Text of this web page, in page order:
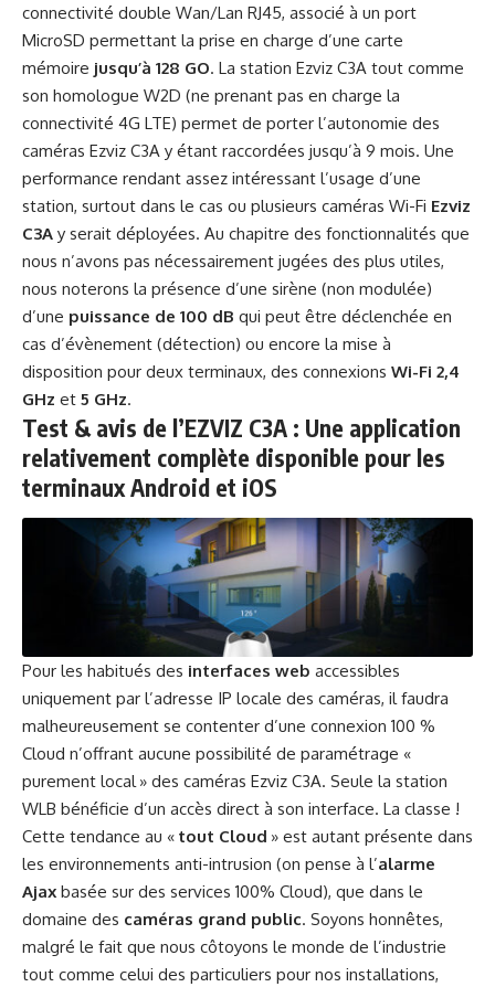
connectivité double Wan/Lan RJ45, associé à un port
MicroSD permettant la prise en charge d’une carte
mémoire jusqu’à 128 GO. La station Ezviz C3A tout comme
son homologue W2D (ne prenant pas en charge la
connectivité 4G LTE) permet de porter l’autonomie des
caméras Ezviz C3A y étant raccordées jusqu’à 9 mois. Une
performance rendant assez intéressant l’usage d’une
station, surtout dans le cas ou plusieurs caméras Wi-Fi Ezviz
C3A y serait déployées. Au chapitre des fonctionnalités que
nous n’avons pas nécessairement jugées des plus utiles,
nous noterons la présence d’une sirène (non modulée)
d’une puissance de 100 dB qui peut être déclenchée en
cas d’évènement (détection) ou encore la mise à
disposition pour deux terminaux, des connexions Wi-Fi 2,4
GHz et 5 GHz.
Test & avis de l’EZVIZ C3A : Une application
relativement complète disponible pour les
terminaux Android et iOS
Pour les habitués des interfaces web accessibles
uniquement par l’adresse IP locale des caméras, il faudra
malheureusement se contenter d’une connexion 100 %
Cloud n’offrant aucune possibilité de paramétrage «
purement local » des caméras Ezviz C3A. Seule la station
WLB bénéficie d’un accès direct à son interface. La classe !
Cette tendance au « tout Cloud » est autant présente dans
les environnements anti-intrusion (on pense à l’alarme
Ajax basée sur des services 100% Cloud), que dans le
domaine des caméras grand public. Soyons honnêtes,
malgré le fait que nous côtoyons le monde de l’industrie
tout comme celui des particuliers pour nos installations,